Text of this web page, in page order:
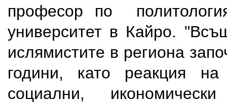
професор по
университет в Кайро.
ислямистите в региона
години, като реакция на
социални,